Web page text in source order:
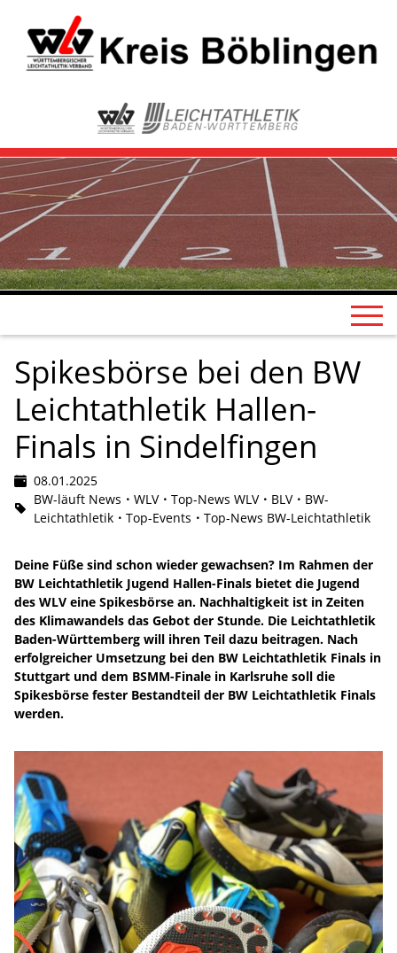
Spikesbörse bei den BW
Leichtathletik Hallen-
Finals in Sindelfingen
08.01.2025
BW-läuft News
WLV Top-News WLV BLV
BW-
Leichtathletik
Top-Events Top-News BW-Leichtathletik
Deine Füße sind schon wieder gewachsen? Im Rahmen der
BW Leichtathletik Jugend Hallen-Finals bietet die Jugend
des WLV eine Spikesbörse an. Nachhaltigkeit ist in Zeiten
des Klimawandels das Gebot der Stunde. Die Leichtathletik
Baden-Württemberg will ihren Teil dazu beitragen. Nach
erfolgreicher Umsetzung bei den BW Leichtathletik Finals in
Stuttgart und dem BSMM-Finale in Karlsruhe soll die
Spikesbörse fester Bestandteil der BW Leichtathletik Finals
werden.